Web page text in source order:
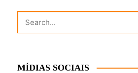
MÍDIAS SOCIAIS